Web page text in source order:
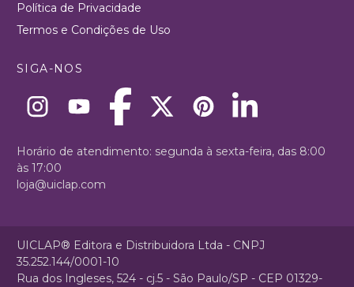
Política de Privacidade
Termos e Condições de Uso
SIGA-NOS
Horário de atendimento: segunda à sexta-feira, das 8:00
às 17:00
loja@uiclap.com
UICLAP® Editora e Distribuidora Ltda - CNPJ
35.252.144/0001-10
Rua dos Ingleses, 524 - cj.5 - São Paulo/SP - CEP 01329-